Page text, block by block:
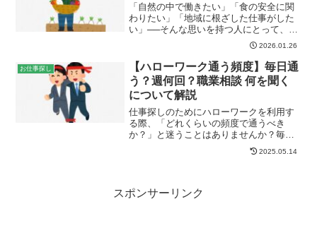
「自然の中で働きたい」「食の安全に関
わりたい」「地域に根ざした仕事がした
い」──そんな思いを持つ人にとって、雇
用就農は農業に入りやすい選択肢の一つ
です。ただし、求人票を見てもわかるよ
うに、農業の働き方は一般企業とは少し
異なります。 そこで今...
2026.01.26
お仕事探し
【ハローワーク通う頻度】毎日通
う？週何回？職業相談 何を聞く
について解説
仕事探しのためにハローワークを利用す
る際、「どれくらいの頻度で通うべき
か？」と迷うことはありませんか？毎日
通うべきでしょうか？それとも週に数回
で十分でしょうか？職業相談を活用した
2025.05.14
スポンサーリンク